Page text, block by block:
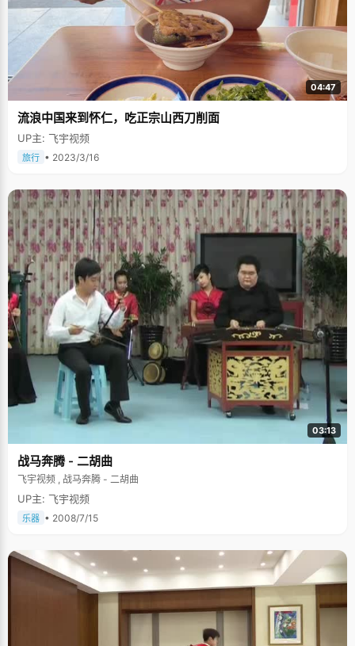
04:47
流浪中国来到怀仁，吃正宗山西刀削面
UP主: 飞宇视频
旅行 • 2023/3/16
03:13
战马奔腾 - 二胡曲
飞宇视频 , 战马奔腾 - 二胡曲
UP主: 飞宇视频
乐器 • 2008/7/15